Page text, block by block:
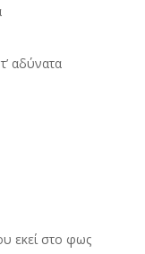
αδύνατα
εκεί στο φως